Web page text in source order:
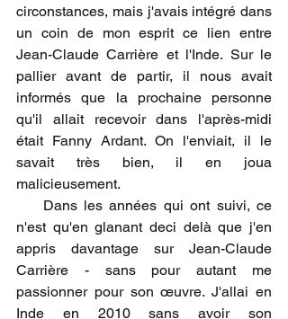
circonstances, mais j'avais intégré dans
un coin de mon esprit ce lien entre
Jean-Claude Carrière et l'Inde. Sur le
pallier avant de partir, il nous avait
informés que la prochaine personne
qu'il allait recevoir dans l'après-midi
était Fanny Ardant. On l'enviait, il le
savait très bien, il en joua
malicieusement.
n'est qu'en glanant deci delà que j'en
appris davantage sur Jean-Claude
Carrière - sans pour autant me
passionner pour son œuvre. J'allai en